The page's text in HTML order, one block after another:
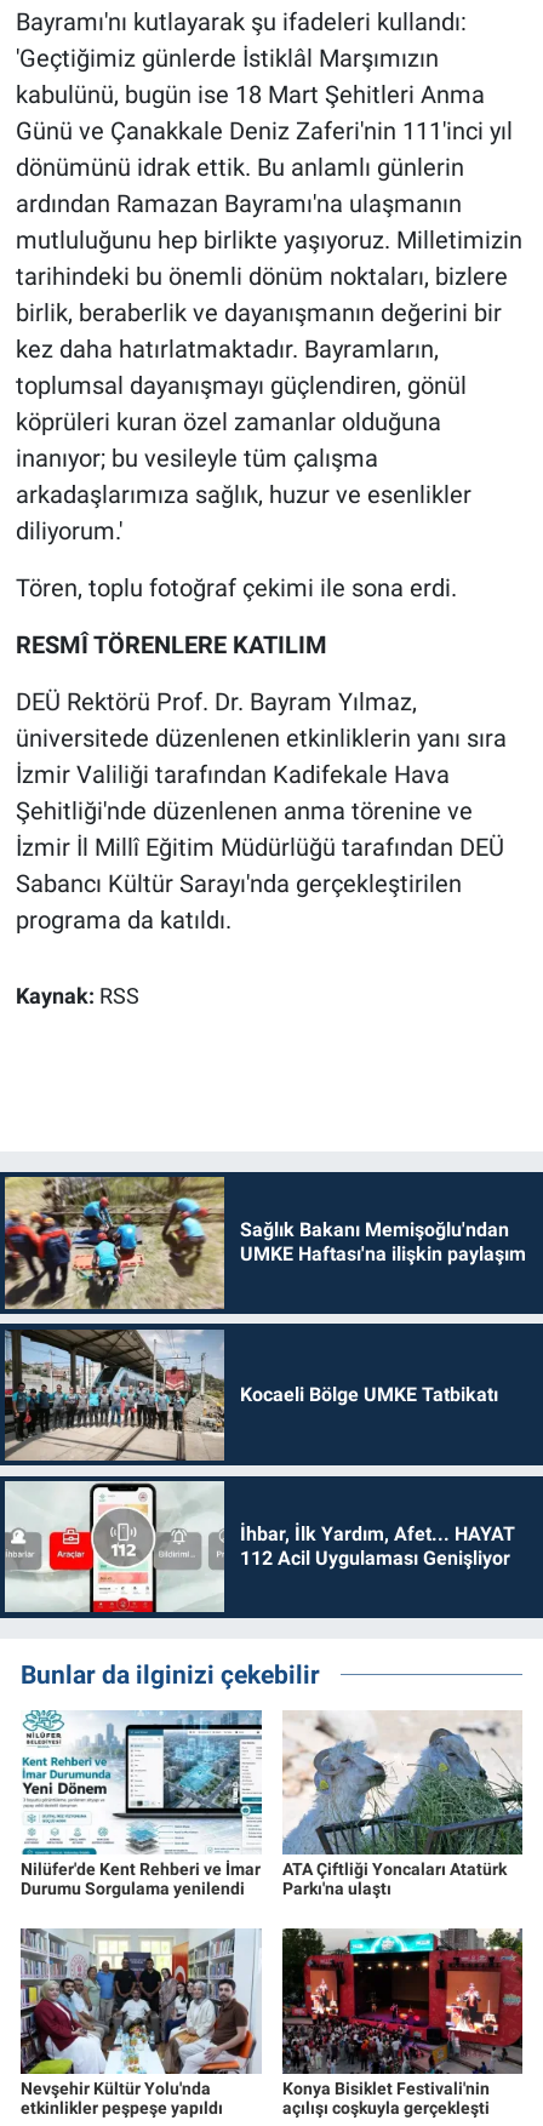
Bayramı'nı kutlayarak şu ifadeleri kullandı:
'Geçtiğimiz günlerde İstiklâl Marşımızın
kabulünü, bugün ise 18 Mart Şehitleri Anma
Günü ve Çanakkale Deniz Zaferi'nin 111'inci yıl
dönümünü idrak ettik. Bu anlamlı günlerin
ardından Ramazan Bayramı'na ulaşmanın
mutluluğunu hep birlikte yaşıyoruz. Milletimizin
tarihindeki bu önemli dönüm noktaları, bizlere
birlik, beraberlik ve dayanışmanın değerini bir
kez daha hatırlatmaktadır. Bayramların,
toplumsal dayanışmayı güçlendiren, gönül
köprüleri kuran özel zamanlar olduğuna
inanıyor; bu vesileyle tüm çalışma
arkadaşlarımıza sağlık, huzur ve esenlikler
diliyorum.'
Tören, toplu fotoğraf çekimi ile sona erdi.
RESMÎ TÖRENLERE KATILIM
DEÜ Rektörü Prof. Dr. Bayram Yılmaz,
üniversitede düzenlenen etkinliklerin yanı sıra
İzmir Valiliği tarafından Kadifekale Hava
Şehitliği'nde düzenlenen anma törenine ve
İzmir İl Millî Eğitim Müdürlüğü tarafından DEÜ
Sabancı Kültür Sarayı'nda gerçekleştirilen
programa da katıldı.
Kaynak: RSS
Sağlık Bakanı Memişoğlu'ndan
UMKE Haftası'na ilişkin paylaşım
Kocaeli Bölge UMKE Tatbikatı
İhbar, İlk Yardım, Afet... HAYAT
112 Acil Uygulaması Genişliyor
Bunlar da ilginizi çekebilir
Nilüfer'de Kent Rehberi ve İmar
Durumu Sorgulama yenilendi
ATA Çiftliği Yoncaları Atatürk
Parkı'na ulaştı
Nevşehir Kültür Yolu'nda
etkinlikler peşpeşe yapıldı
Konya Bisiklet Festivali'nin
açılışı coşkuyla gerçekleşti